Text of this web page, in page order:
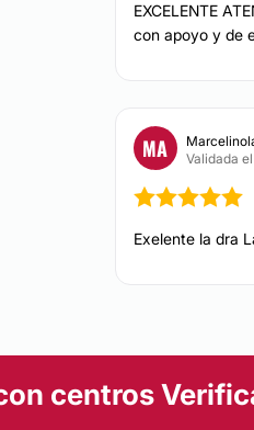
EXCELENTE
con apoyo y de
MA
Validada
Exelente la dra
centros